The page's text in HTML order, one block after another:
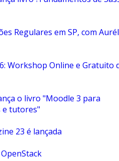
Regulares em SP, com
Workshop Online e Gratuito
o livro "Moodle 3 para
e tutores"
23 é lançada